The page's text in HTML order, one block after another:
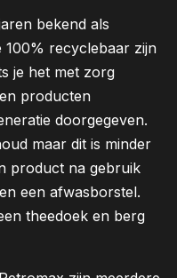
bekend als
recyclebaar zijn
je het met zorg
producten
doorgegeven.
maar dit is minder
product na gebruik
een afwasborstel.
theedoek en berg